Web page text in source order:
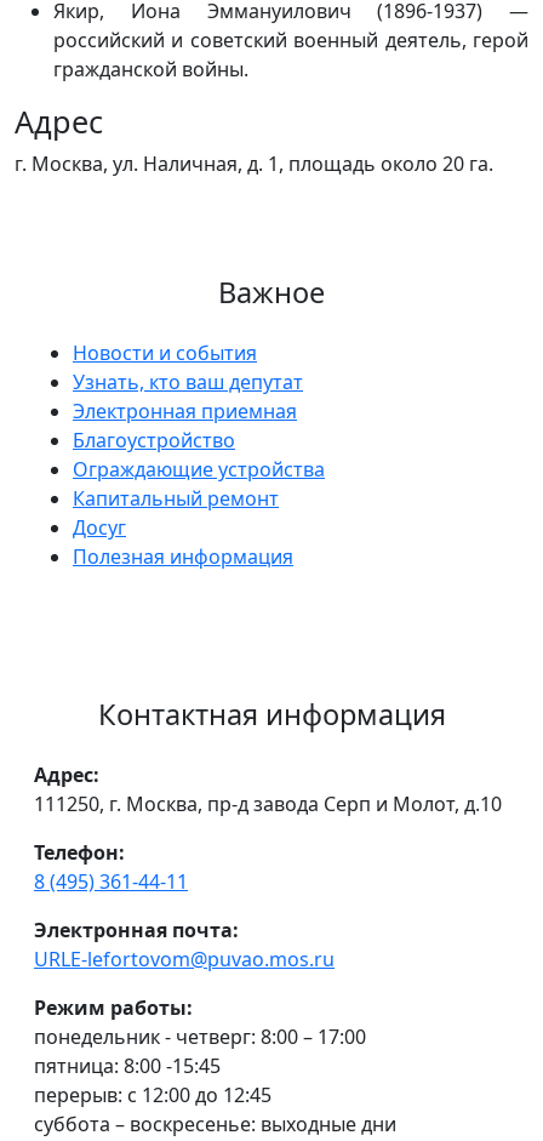
Якир, Иона Эммануилович (1896-1937) —
российский и советский военный деятель, герой
гражданской войны.
Адрес
г. Москва, ул. Наличная, д. 1, площадь около 20 га.
Важное
Новости и события
Узнать, кто ваш депутат
Электронная приемная
Благоустройство
Ограждающие устройства
Капитальный ремонт
Досуг
Полезная информация
Контактная информация
Адрес:
111250, г. Москва, пр-д завода Серп и Молот, д.10
Телефон:
8 (495) 361-44-11
Электронная почта:
URLE-lefortovom@puvao.mos.ru
Режим работы:
понедельник - четверг: 8:00 – 17:00
пятница: 8:00 -15:45
перерыв: с 12:00 до 12:45
суббота – воскресенье: выходные дни